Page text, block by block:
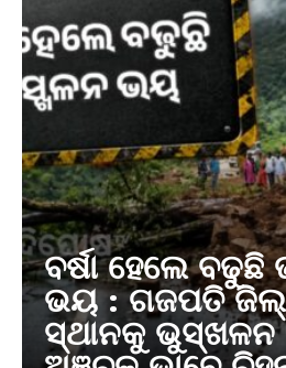
ବର୍ଷା ହେଲେ
ଭୟ : ଗଜପତି
ସ୍ଥାନକୁ ଭୁସ୍ଖଳନ